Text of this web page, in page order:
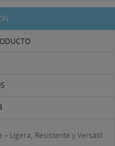
Ligera, Resistente y Versátil
Crear nueva lista
en su lista